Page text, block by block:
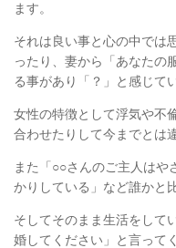
ます。
それは良い事と心の中では
ったり、妻から「あなたの
る事があり「？」と感じて
女性の特徴として浮気や不
合わせたりして今までとは
また「○○さんのご主人はや
かりしている」など誰かと
そしてそのまま生活をして
婚してください」と言って